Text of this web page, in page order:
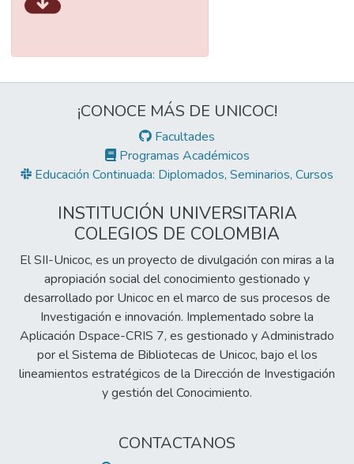
¡CONOCE MÁS DE UNICOC!
Facultades
Programas Académicos
Educación Continuada: Diplomados, Seminarios, Cursos
INSTITUCIÓN UNIVERSITARIA
COLEGIOS DE COLOMBIA
El SII-Unicoc, es un proyecto de divulgación con miras a la
apropiación social del conocimiento gestionado y
desarrollado por Unicoc en el marco de sus procesos de
Investigación e innovación. Implementado sobre la
Aplicación Dspace-CRIS 7, es gestionado y Administrado
por el Sistema de Bibliotecas de Unicoc, bajo el los
lineamientos estratégicos de la Dirección de Investigación
y gestión del Conocimiento.
CONTACTANOS